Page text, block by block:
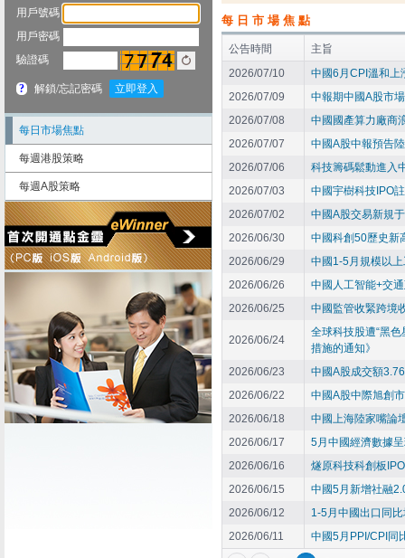
每日市場焦點
每週港股策略
每週A股策略
每日市場焦點
公告時間
主旨
2026/07/10
中國6月CPI溫和上
2026/07/09
中報期中國A股市
2026/07/08
中國國產算力廠商
2026/07/07
中國A股中報預告
2026/07/06
科技籌碼鬆動進入
2026/07/03
中國宇樹科技IPO
2026/07/02
中國A股交易新規
2026/06/30
中國科創50歷史新
2026/06/29
中國1-5月規模以
2026/06/26
中國人工智能+交
2026/06/25
中國監管收緊跨境
2026/06/24
全球科技股遭“黑
措施的通知》
2026/06/23
中國A股成交額
2026/06/22
中國A股中際旭創
2026/06/18
中國上海陸家嘴論
2026/06/17
5月中國經濟數據
2026/06/16
燧原科技科創板
2026/06/15
中國5月新增社融
2026/06/12
1-5月中國出口同
2026/06/11
中國5月PPI/CPI同